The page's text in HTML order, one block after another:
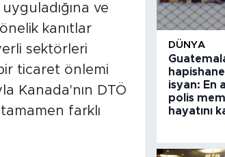
ve
kanıtlar
sektörleri
ticaret önlemi
Kanada'nın DTÖ
farklı
DÜNYA
isyan: En
polis
hayatını